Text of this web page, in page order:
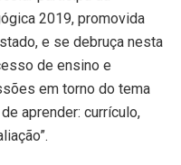
2019, promovida
e se debruça nesta
de ensino e
em torno do tema
aprender: currículo,